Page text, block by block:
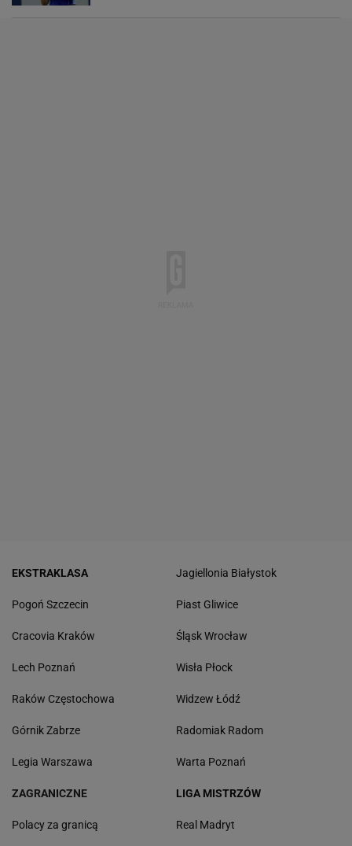
EKSTRAKLASA
Pogoń Szczecin
Cracovia Kraków
Lech Poznań
Raków Częstochowa
Górnik Zabrze
Legia Warszawa
Jagiellonia Białystok
Piast Gliwice
Śląsk Wrocław
Wisła Płock
Widzew Łódź
Radomiak Radom
Warta Poznań
ZAGRANICZNE
Polacy za granicą
LIGA MISTRZÓW
Real Madryt